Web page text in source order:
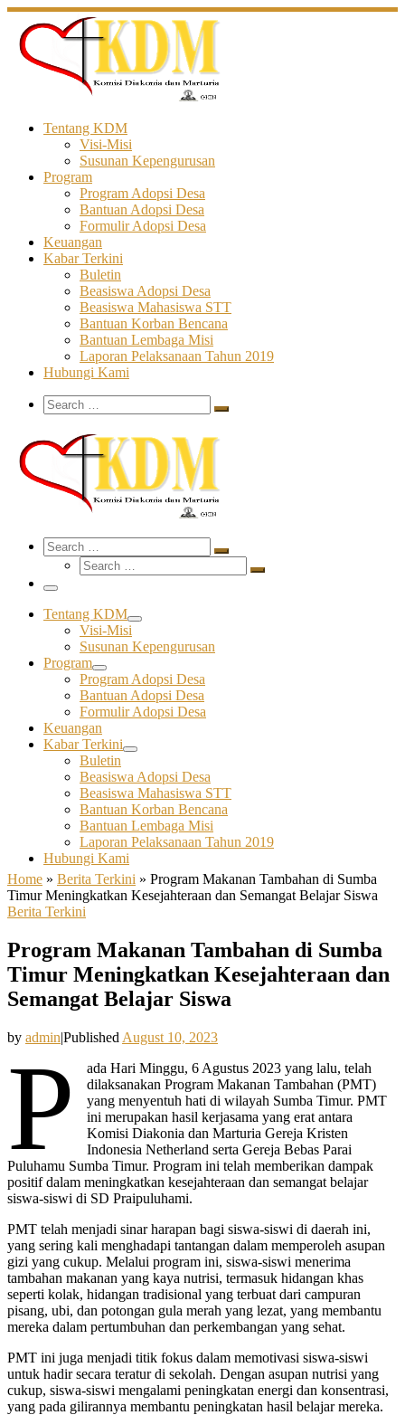
Skip
content
Tentang KDM
Visi-Misi
Susunan Kepengurusan
Program
Program Adopsi Desa
Bantuan Adopsi Desa
Formulir Adopsi Desa
Keuangan
Kabar Terkini
Buletin
Beasiswa Adopsi Desa
Beasiswa Mahasiswa STT
Bantuan Korban Bencana
Bantuan Lembaga Misi
Laporan Pelaksanaan Tahun 2019
Hubungi Kami
Search
Search
Search
Search
Search
Search
Search
Search
Menu
Tentang KDM
Visi-Misi
Susunan Kepengurusan
Program
Program Adopsi Desa
Bantuan Adopsi Desa
Formulir Adopsi Desa
Keuangan
Kabar Terkini
Buletin
Beasiswa Adopsi Desa
Beasiswa Mahasiswa STT
Bantuan Korban Bencana
Bantuan Lembaga Misi
Laporan Pelaksanaan Tahun 2019
Hubungi Kami
Home » Berita Terkini » Program Makanan Tambahan di Sumba
Timur Meningkatkan Kesejahteraan dan Semangat Belajar Siswa
Berita Terkini
Program Makanan Tambahan di Sumba
Timur Meningkatkan Kesejahteraan dan
Semangat Belajar Siswa
by admin|Published August 10, 2023
P
ada Hari Minggu, 6 Agustus 2023 yang lalu, telah
dilaksanakan Program Makanan Tambahan (PMT)
yang menyentuh hati di wilayah Sumba Timur. PMT
ini merupakan hasil kerjasama yang erat antara
Komisi Diakonia dan Marturia Gereja Kristen
Indonesia Netherland serta Gereja Bebas Parai
Puluhamu Sumba Timur. Program ini telah memberikan dampak
positif dalam meningkatkan kesejahteraan dan semangat belajar
siswa-siswi di SD Praipuluhami.
PMT telah menjadi sinar harapan bagi siswa-siswi di daerah ini,
yang sering kali menghadapi tantangan dalam memperoleh asupan
gizi yang cukup. Melalui program ini, siswa-siswi menerima
tambahan makanan yang kaya nutrisi, termasuk hidangan khas
seperti kolak, hidangan tradisional yang terbuat dari campuran
pisang, ubi, dan potongan gula merah yang lezat, yang membantu
mereka dalam pertumbuhan dan perkembangan yang sehat.
PMT ini juga menjadi titik fokus dalam memotivasi siswa-siswi
untuk hadir secara teratur di sekolah. Dengan asupan nutrisi yang
cukup, siswa-siswi mengalami peningkatan energi dan konsentrasi,
yang pada gilirannya membantu peningkatan hasil belajar mereka.